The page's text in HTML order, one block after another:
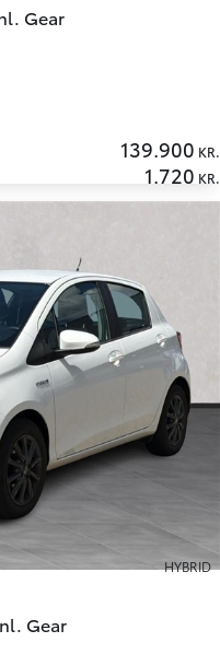
Gear
139.900 KR.
1.720 KR.
HYBRID
Gear